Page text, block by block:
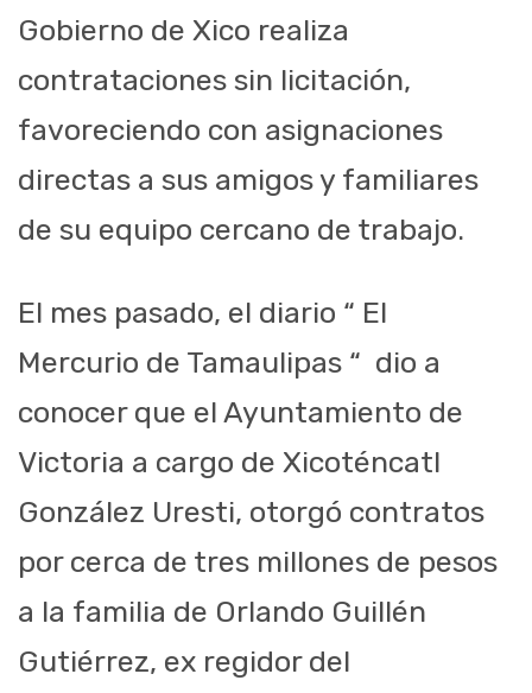
Gobierno de Xico realiza
contrataciones sin licitación,
favoreciendo con asignaciones
directas a sus amigos y familiares
de su equipo cercano de trabajo.
El mes pasado, el diario “ El
Mercurio de Tamaulipas “ dio a
conocer que el Ayuntamiento de
Victoria a cargo de Xicoténcatl
González Uresti, otorgó contratos
por cerca de tres millones de pesos
a la familia de Orlando Guillén
Gutiérrez, ex regidor del